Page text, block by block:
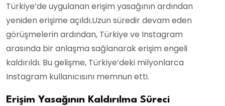
Türkiye’de uygulanan erişim yasağının ardından
yeniden erişime açıldı.Uzun süredir devam eden
görüşmelerin ardından, Türkiye ve Instagram
arasında bir anlaşma sağlanarak erişim engeli
kaldırıldı. Bu gelişme, Türkiye’deki milyonlarca
Instagram kullanıcısını memnun etti.
Erişim Yasağının Kaldırılma Süreci